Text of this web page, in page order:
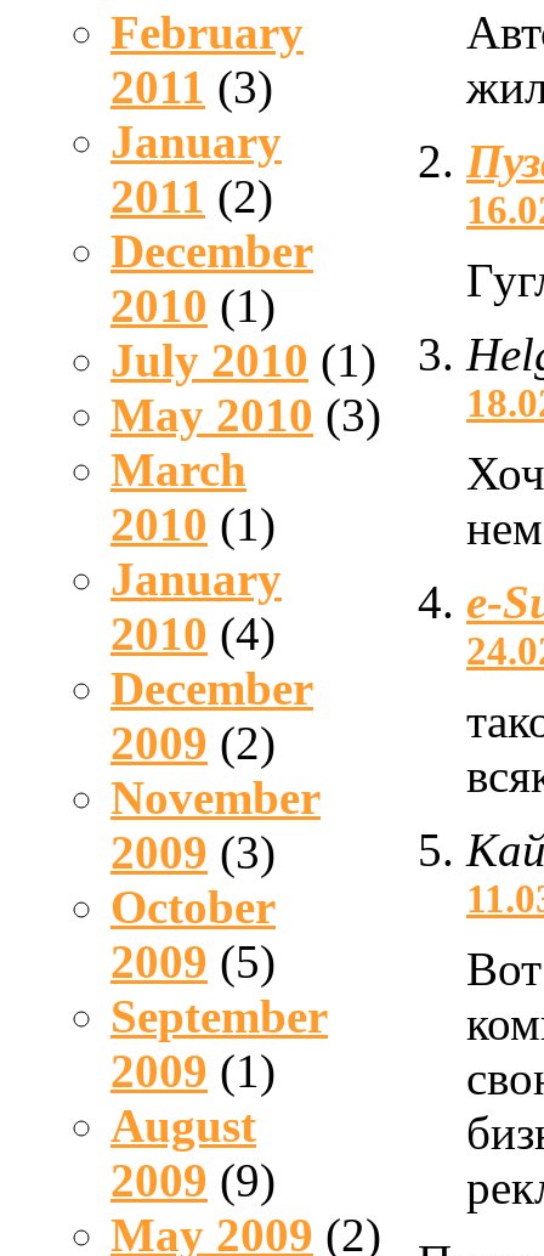
February
2011 (3)
January
2011 (2)
December
2010 (1)
July 2010 (1)
May 2010 (3)
March
2010 (1)
January
2010 (4)
December
2009 (2)
November
2009 (3)
October
2009 (5)
September
2009 (1)
August
2009 (9)
May 2009 (2)
e-